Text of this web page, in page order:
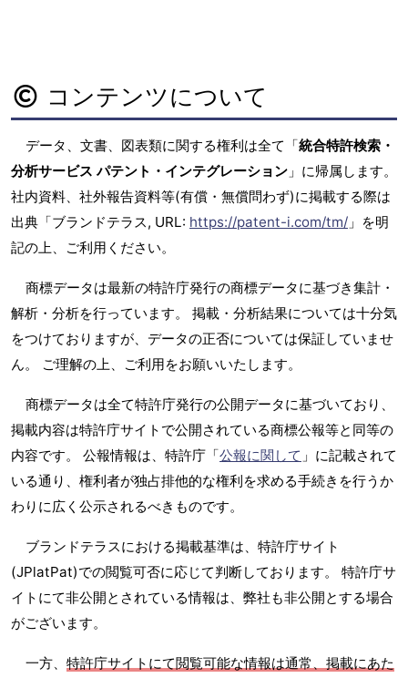
コンテンツについて
データ、文書、図表類に関する権利は全て「統合特許検索・
分析サービス パテント・インテグレーション 」に帰属します。
社内資料、社外報告資料等(有償・無償問わず)に掲載する際は
出典「ブランドテラス, URL: https://patent-i.com/tm/ 」を明
記の上、ご利用ください。
商標データは最新の特許庁発行の商標データに基づき集計・
解析・分析を行っています。 掲載・分析結果については十分気
をつけておりますが、データの正否については保証していませ
ん。 ご理解の上、ご利用をお願いいたします。
商標データは全て特許庁発行の公開データに基づいており、
掲載内容は特許庁サイトで公開されている商標公報等と同等の
内容です。 公報情報は、特許庁「公報に関して 」に記載されて
いる通り、権利者が独占排他的な権利を求める手続きを行うか
わりに広く公示されるべきものです。
ブランドテラスにおける掲載基準は、特許庁サイト
(JPlatPat)での閲覧可否に応じて判断しております。 特許庁サ
イトにて非公開とされている情報は、弊社も非公開とする場合
がございます。
一方、 特許庁サイトにて閲覧可能な情報は通常、掲載にあた